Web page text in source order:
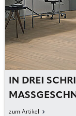
IN DREI
zum Artikel